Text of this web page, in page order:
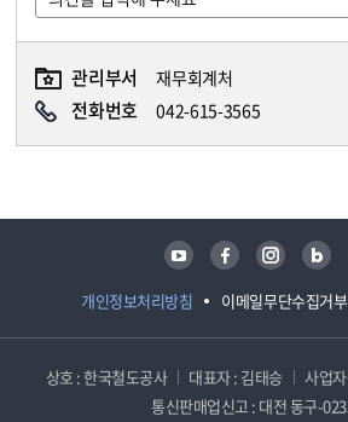
관리부서 재무회계처
전화번호 042-615-3565
개인정보처리방침 이메일무단수집거부
유튜브 페이스북 인스타그램 블로그
상호 : 한국철도공사 대표자 : 김태승
사업
통신판매업신고 : 대전 동구-